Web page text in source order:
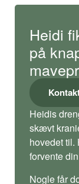
Heidi
på
Heidis
skævt
hovedet til.
forvente
Nogle får